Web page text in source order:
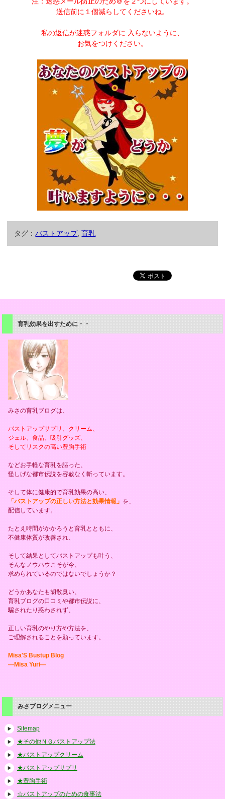
送信前に１個減らしてくださいね。
私の返信が迷惑フォルダに 入らないように、
お気をつけください。
タグ：バストアップ,育乳
育乳効果を出すために・・
みさの育乳ブログは、
バストアップサプリ、クリーム、
ジェル、食品、吸引グッズ、
そしてリスクの高い豊胸手術
などお手軽な育乳を謳った、
怪しげな都市伝説を容赦なく斬っています。
そして体に健康的で育乳効果の高い、
「バストアップの正しい方法と効果情報」 を、
配信しています。
たとえ時間がかかろうと育乳とともに、
不健康体質が改善され、
そして結果としてバストアップも叶う、
そんなノウハウこそが今、
求められているのではないでしょうか？
どうかあなたも胡散臭い、
育乳ブログの口コミや都市伝説に、
騙されたり惑わされず、
正しい育乳のやり方や方法を、
ご理解されることを願っています。
Misa'S Bustup Blog
―Misa Yuri―
みさブログメニュー
Sitemap
★その他ＮＧバストアップ法
★バストアップクリーム
★バストアップサプリ
★豊胸手術
☆バストアップのための食事法